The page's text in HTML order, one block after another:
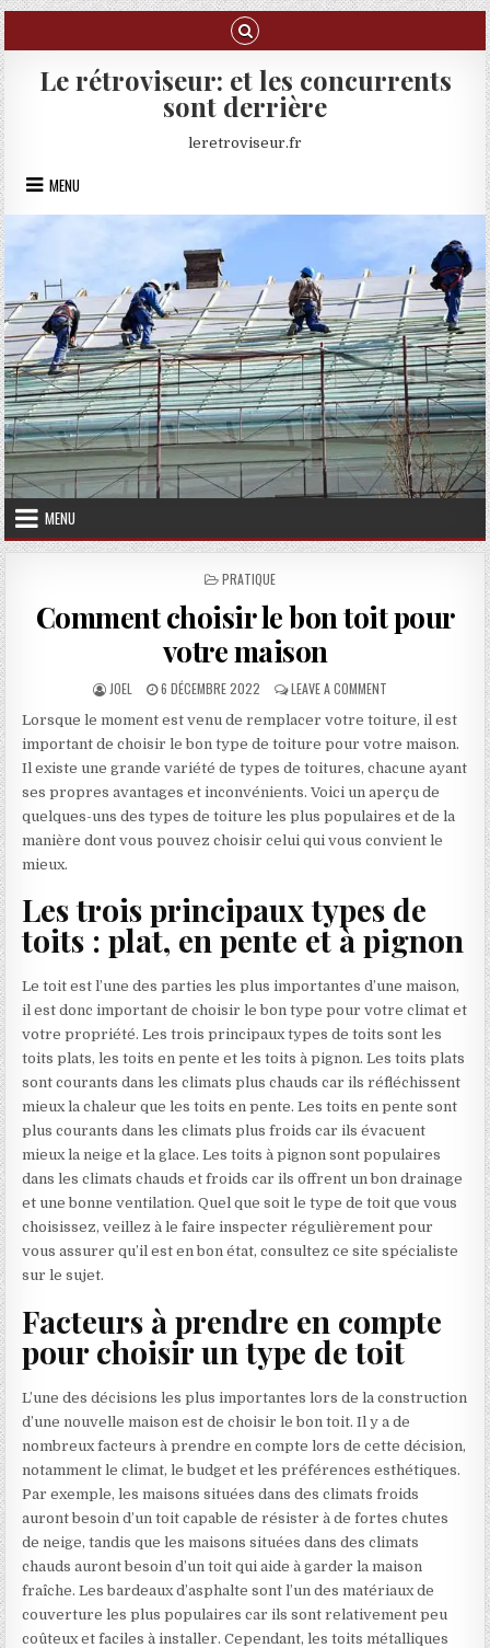
Skip to content
Le rétroviseur: et les concurrents
sont derrière
leretroviseur.fr
MENU
MENU
POSTED IN
PRATIQUE
Comment choisir le bon toit pour
votre maison
AUTHOR:
JOEL PUBLISHED DATE:
6 DÉCEMBRE 2022 LEAVE A COMMENTON COMMENT
Lorsque le moment est venu de remplacer votre toiture, il est
important de choisir le bon type de toiture pour votre maison.
Il existe une grande variété de types de toitures, chacune ayant
ses propres avantages et inconvénients. Voici un aperçu de
quelques-uns des types de toiture les plus populaires et de la
manière dont vous pouvez choisir celui qui vous convient le
mieux.
Les trois principaux types de
toits : plat, en pente et à pignon
Le toit est l’une des parties les plus importantes d’une maison,
il est donc important de choisir le bon type pour votre climat et
votre propriété. Les trois principaux types de toits sont les
toits plats, les toits en pente et les toits à pignon. Les toits plats
sont courants dans les climats plus chauds car ils réfléchissent
mieux la chaleur que les toits en pente. Les toits en pente sont
plus courants dans les climats plus froids car ils évacuent
mieux la neige et la glace. Les toits à pignon sont populaires
dans les climats chauds et froids car ils offrent un bon drainage
et une bonne ventilation. Quel que soit le type de toit que vous
choisissez, veillez à le faire inspecter régulièrement pour
vous assurer qu’il est en bon état,consultez ce site spécialiste
sur le sujet.
Facteurs à prendre en compte
pour choisir un type de toit
L’une des décisions les plus importantes lors de la construction
d’une nouvelle maison est de choisir le bon toit. Il y a de
nombreux facteurs à prendre en compte lors de cette décision,
notamment le climat, le budget et les préférences esthétiques.
Par exemple, les maisons situées dans des climats froids
auront besoin d’un toit capable de résister à de fortes chutes
de neige, tandis que les maisons situées dans des climats
chauds auront besoin d’un toit qui aide à garder la maison
fraîche. Les bardeaux d’asphalte sont l’un des matériaux de
couverture les plus populaires car ils sont relativement peu
coûteux et faciles à installer. Cependant, les toits métalliques